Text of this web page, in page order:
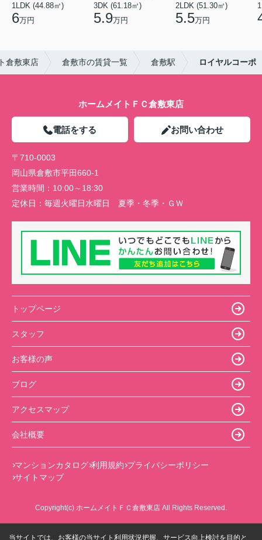
1LDK (44.88㎡)
6万円
3DK (61.18㎡)
5.9万円
2LDK (51.30㎡)
5.5万円
倉敷東店 倉敷市の賃貸一覧 倉敷駅 ロイヤルコーポ
ホームメイトＦＣ倉敷東店
電話をする お問い合わせ
〒710-0003
岡山県倉敷市平田660-1
営業時間： 10:00～18:30
定休日： 毎週火曜日水曜日 夏季・冬季・ＧＷ
トップページ
スタッフ
お客様の声
ブログ
アクセスマップ
会社概要
マンションカタログ 利用規約 プライバシーポリシー
サイトマップ
Copyright(c) ホームメイトＦＣ倉敷東店 All Rights Reserved.
当サイトでは、お客様の当サイト利用状況把握、サービス向上検討を目的と